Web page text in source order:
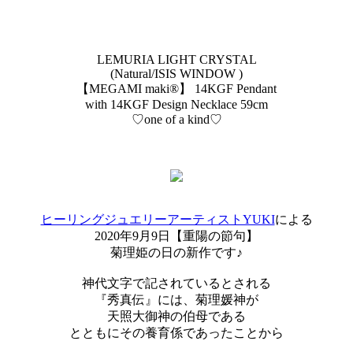
LEMURIA LIGHT CRYSTAL
(Natural/ISIS WINDOW )
【MEGAMI maki®︎】 14KGF Pendant
with 14KGF Design Necklace 59cm
♡one of a kind♡
ヒーリングジュエリーアーティストYUKIによる
2020年9月9日【重陽の節句】
菊理姫の日の新作です♪
神代文字で記されているとされる
『秀真伝』には、菊理媛神が
天照大御神の伯母である
とともにその養育係であったことから